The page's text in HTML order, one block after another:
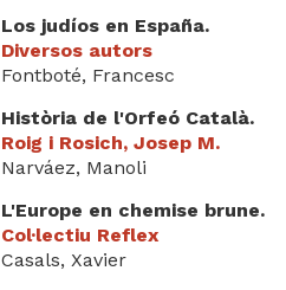
Los judíos en España.
Diversos autors
Fontboté, Francesc
Història de l'Orfeó Català.
Roig i Rosich, Josep M.
Narváez, Manoli
L'Europe en chemise brune.
Col·lectiu Reflex
Casals, Xavier